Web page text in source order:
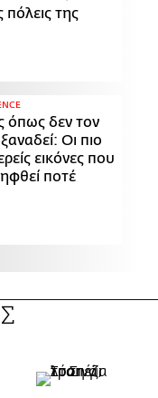
πόλεις της
όπως δεν τον
Οι πιο
εικόνες που
ποτέ